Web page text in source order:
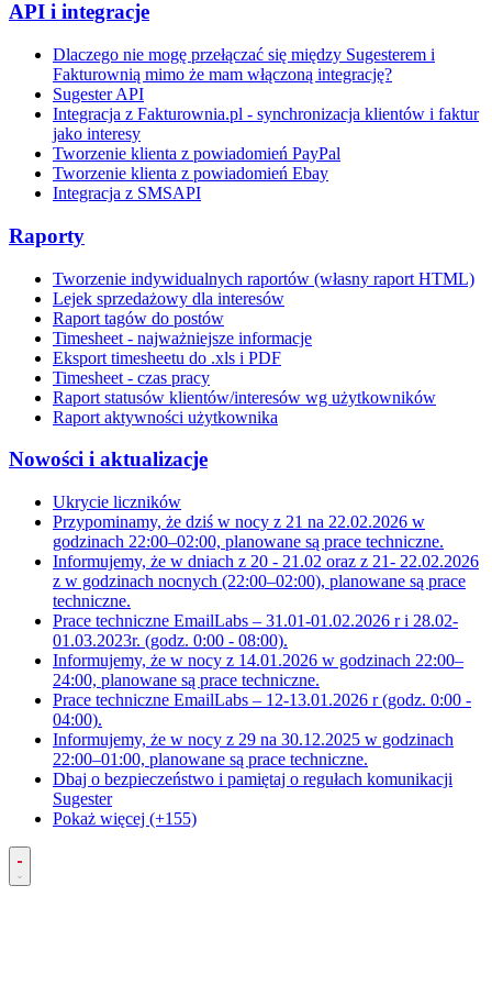
API i integracje
Dlaczego nie mogę przełączać się między Sugesterem i
Fakturownią mimo że mam włączoną integrację?
Sugester API
Integracja z Fakturownia.pl - synchronizacja klientów i faktur
jako interesy
Tworzenie klienta z powiadomień PayPal
Tworzenie klienta z powiadomień Ebay
Integracja z SMSAPI
Raporty
Tworzenie indywidualnych raportów (własny raport HTML)
Lejek sprzedażowy dla interesów
Raport tagów do postów
Timesheet - najważniejsze informacje
Eksport timesheetu do .xls i PDF
Timesheet - czas pracy
Raport statusów klientów/interesów wg użytkowników
Raport aktywności użytkownika
Nowości i aktualizacje
Ukrycie liczników
Przypominamy, że dziś w nocy z 21 na 22.02.2026 w
godzinach 22:00–02:00, planowane są prace techniczne.
Informujemy, że w dniach z 20 - 21.02 oraz z 21- 22.02.2026
z w godzinach nocnych (22:00–02:00), planowane są prace
techniczne.
Prace techniczne EmailLabs – 31.01-01.02.2026 r i 28.02-
01.03.2023r. (godz. 0:00 - 08:00).
Informujemy, że w nocy z 14.01.2026 w godzinach 22:00–
24:00, planowane są prace techniczne.
Prace techniczne EmailLabs – 12-13.01.2026 r (godz. 0:00 -
04:00).
Informujemy, że w nocy z 29 na 30.12.2025 w godzinach
22:00–01:00, planowane są prace techniczne.
Dbaj o bezpieczeństwo i pamiętaj o regułach komunikacji
Sugester
Pokaż więcej (+155)